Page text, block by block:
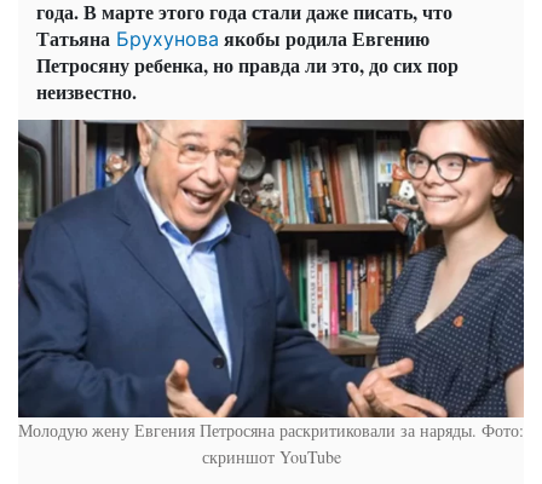
года. В марте этого года стали даже писать, что
Татьяна Брухунова якобы родила Евгению
Петросяну ребенка, но правда ли это, до сих пор
неизвестно.
Молодую жену Евгения Петросяна раскритиковали за наряды. Фото:
скриншот YouTube